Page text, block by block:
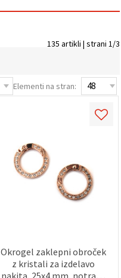
135 artikli | strani 1/3
Elementi na stran:
Okrogel zaklepni obroček
z kristali za izdelavo
nakita, 25x4 mm, notranji